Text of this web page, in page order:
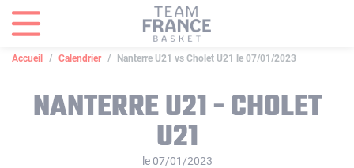
Accueil Calendrier Nanterre U21 vs Cholet U21 le 07/01/2023
NANTERRE U21 - CHOLET
U21
le 07/01/2023
Panneau de gestion des cookies